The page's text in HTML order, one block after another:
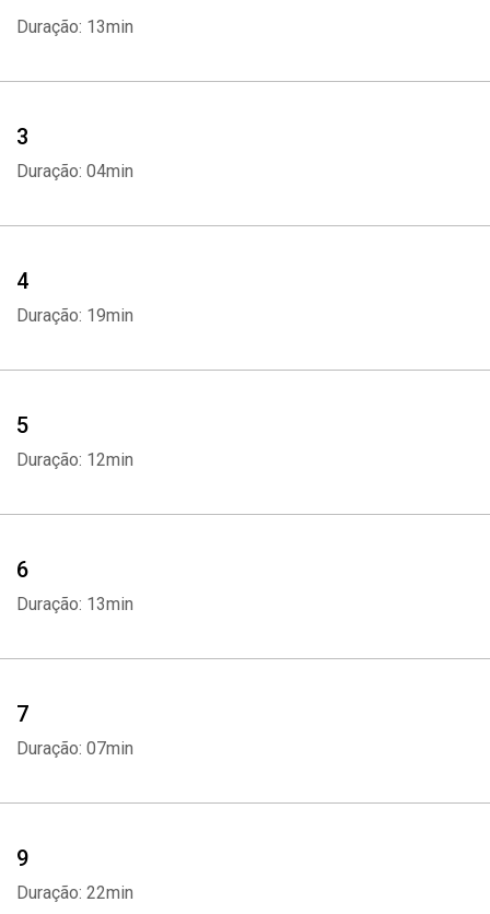
Duração: 13min
3
Duração: 04min
4
Duração: 19min
5
Duração: 12min
6
Duração: 13min
7
Duração: 07min
9
Duração: 22min